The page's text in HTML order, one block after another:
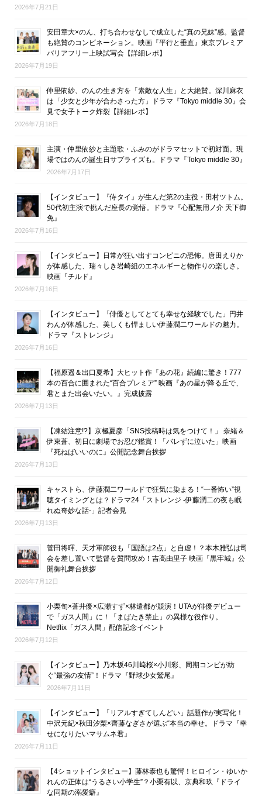
2026年7月21日
安田章大×のん、打ち合わせなしで成立した“真の兄妹”感。監督
も絶賛のコンビネーション。映画『平行と垂直』東京プレミア
バリアフリー上映試写会【詳細レポ】
2026年7月19日
仲里依紗、のんの生き方を「素敵な人生」と大絶賛。深川麻衣
は「少女と少年が合わさった方」ドラマ『Tokyo middle 30』会
見で女子トーク炸裂【詳細レポ】
2026年7月18日
主演・仲里依紗と主題歌・ふみのがドラマセットで初対面。現
場ではのんの誕生日サプライズも。ドラマ『Tokyo middle 30』
2026年7月17日
【インタビュー】『侍タイ』が生んだ第2の主役・田村ツトム。
50代初主演で挑んだ座長の覚悟。ドラマ『心配無用ノ介 天下御
免』
2026年7月16日
【インタビュー】日常が狂い出すコンビニの恐怖。唐田えりか
が体感した、瑞々しき岩崎組のエネルギーと物作りの楽しさ。
映画『チルド』
2026年7月16日
【インタビュー】「俳優としてとても幸せな経験でした」円井
わんが体感した、美しくも悍ましい伊藤潤二ワールドの魅力。
ドラマ『ストレンジ』
2026年7月16日
【福原遥＆出口夏希】大ヒット作『あの花』続編に驚き！777
本の百合に囲まれた“百合プレミア” 映画『あの星が降る丘で、
君とまた出会いたい。』完成披露
2026年7月13日
【凍結注意!?】京極夏彦「SNS投稿時は気をつけて！」 奈緒＆
伊東蒼、初日に劇場でお忍び鑑賞！「バレずに泣いた」映画
『死ねばいいのに』公開記念舞台挨拶
2026年7月13日
キャストら、伊藤潤二ワールドで狂気に染まる！“一番怖い”視
聴タイミングとは？ドラマ24「ストレンジ -伊藤潤二の夜も眠
れぬ奇妙な話-」記者会見
2026年7月13日
菅田将暉、天才軍師役も「国語は2点」と自虐！？本木雅弘は司
会を差し置いて監督を質問攻め！吉高由里子 映画『黒牢城』公
開御礼舞台挨拶
2026年7月12日
小栗旬×蒼井優×広瀬すず×林遣都が競演！UTAが俳優デビュー
で「ガス人間」に！「まばたき禁止」の異様な役作り。
Netflix「ガス人間」配信記念イベント
2026年7月12日
【インタビュー】乃木坂46川﨑桜×小川彩、同期コンビが紡
ぐ“最強の友情”！ドラマ『野球少女鷲尾』
2026年7月11日
【インタビュー】「リアルすぎてしんどい」話題作が実写化！
中沢元紀×秋田汐梨×齊藤なぎさが選ぶ“本当の幸せ。ドラマ『幸
せになりたいマサムネ君』
2026年7月11日
【4ショットインタビュー】藤林泰也も驚愕！ヒロイン・ゆいか
れんの正体は“うるさい小学生”？小栗有以、京典和玖『ドライ
な同期の溺愛癖』